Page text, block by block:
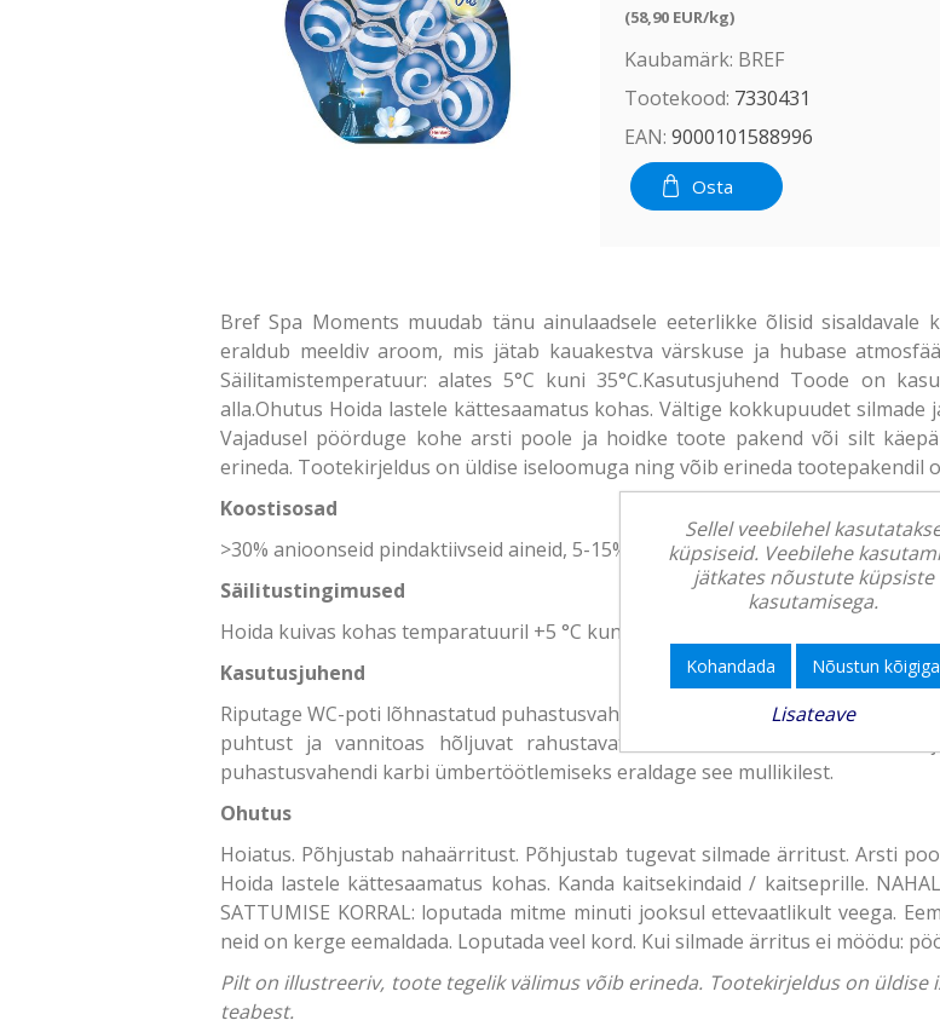
(58,90 EUR/kg)
Kaubamärk: BREF
Tootekood: 7330431
EAN: 9000101588996
Osta
Bref Spa Moments muudab tänu ainulaadsele eeterlikke õlisid
eraldub meeldiv aroom, mis jätab kauakestva värskuse ja hubase
Säilitamistemperatuur: alates 5°C kuni 35°C.Kasutusjuhend Toode on
alla.Ohutus Hoida lastele kättesaamatus kohas. Vältige kokkupuudet
Vajadusel pöörduge kohe arsti poole ja hoidke toote pakend või silt
erineda. Tootekirjeldus on üldise iseloomuga ning võib erineda tootepakendil
Koostisosad
>30% anioonseid pindaktiivseid aineid, 5-15% mitteioonseid pindaktiivseid
Säilitustingimused
Hoida kuivas kohas temparatuuril +5 °C kuni +40 °C. Järgida kohalikke nõudeid.
Kasutusjuhend
Riputage WC-poti lõhnastatud puhastusvahend lihtsalt WC-poti servale ja
puhtust ja vannitoas hõljuvat rahustavate eeterlike õlide lõhna. Karbi
puhastusvahendi karbi ümbertöötlemiseks eraldage see mullikilest.
Ohutus
Hoiatus. Põhjustab nahaärritust. Põhjustab tugevat silmade ärritust. Arsti
Hoida lastele kättesaamatus kohas. Kanda kaitsekindaid / kaitseprille.
SATTUMISE KORRAL: loputada mitme minuti jooksul ettevaatlikult veega.
neid on kerge eemaldada. Loputada veel kord. Kui silmade ärritus ei möödu:
Pilt on illustreeriv, toote tegelik välimus võib erineda. Tootekirjeldus on
teabest.
Sellel veebilehel
küpsiseid. Veebilehe
jätkates nõustute küpsiste
kasutamisega.
Kohandada Nõustun kõigiga
Lisateave